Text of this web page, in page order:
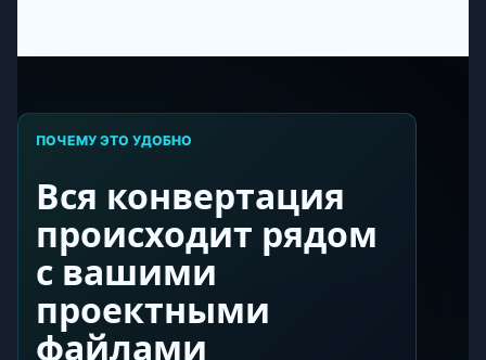
ПОЧЕМУ ЭТО УДОБНО
Вся конвертация
происходит рядом
с вашими
проектными
файлами